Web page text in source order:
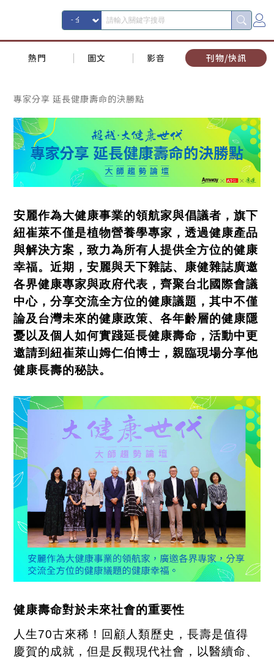
熱門 圖文 影音 刊物/快訊
專家分享 延長健康壽命的決勝點
安麗作為大健康事業的領航家與倡議者，旗下
紐崔萊不僅是植物營養學專家，透過健康產品
與解決方案，致力為所有人提供全方位的健康
幸福。近期，安麗與天下雜誌、康健雜誌廣邀
各界健康專家與政府代表，齊聚台北國際會議
中心，分享交流全方位的健康議題，其中不僅
論及台灣未來的健康政策、各年齡層的健康隱
憂以及個人如何實踐延長健康壽命，活動中更
邀請到紐崔萊山姆仁伯博士，親臨現場分享他
健康長壽的秘訣。
健康壽命對於未來社會的重要性
人生70古來稀！回顧人類歷史，長壽是值得
慶賀的成就，但是反觀現代社會，以醫續命、